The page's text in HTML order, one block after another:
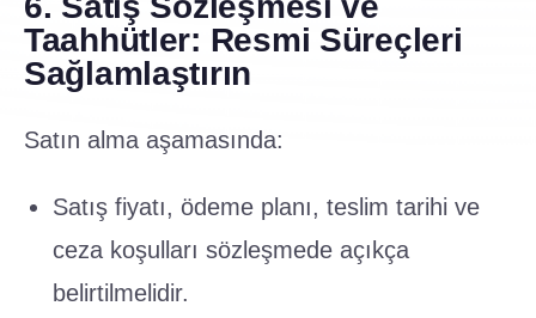
Taahhütler: Resmi Süreçleri
Sağlamlaştırın
Satın alma aşamasında:
Satış fiyatı, ödeme planı, teslim tarihi ve
ceza koşulları sözleşmede açıkça
belirtilmelidir.